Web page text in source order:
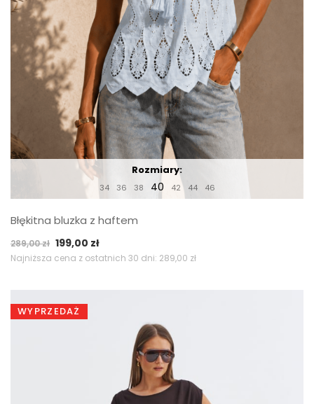
Rozmiary:
34 36 38 40 42 44 46
Błękitna bluzka z haftem
289,00zł Pierwotna
cena
199,00 złAktualna
cena
Najniższa cena z ostatnich 30 dni: 289,00 zł
WYPRZEDAŻ